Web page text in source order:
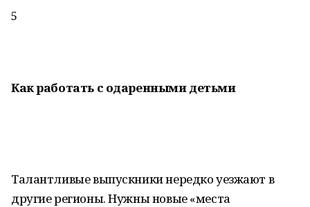
5
Как работать с одаренными детьми
Талантливые выпускники нередко уезжают в
другие регионы. Нужны новые «места